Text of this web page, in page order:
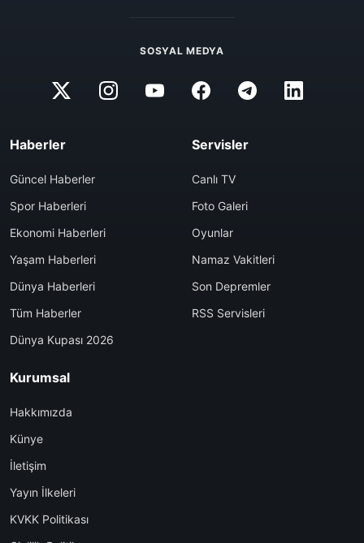
SOSYAL MEDYA
Haberler
Güncel Haberler
Spor Haberleri
Ekonomi Haberleri
Yaşam Haberleri
Dünya Haberleri
Tüm Haberler
Dünya Kupası 2026
Servisler
Canlı TV
Foto Galeri
Oyunlar
Namaz Vakitleri
Son Depremler
RSS Servisleri
Kurumsal
Hakkımızda
Künye
İletişim
Yayın İlkeleri
KVKK Politikası